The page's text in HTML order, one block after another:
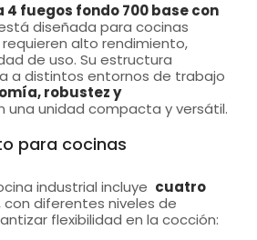
4 fuegos fondo 700 base con
diseñada para cocinas
alto rendimiento,
de uso. Su estructura
a distintos entornos de trabajo
robustez y
una unidad compacta y versátil.
para cocinas
industrial incluye cuatro
con diferentes niveles de
flexibilidad en la cocción: